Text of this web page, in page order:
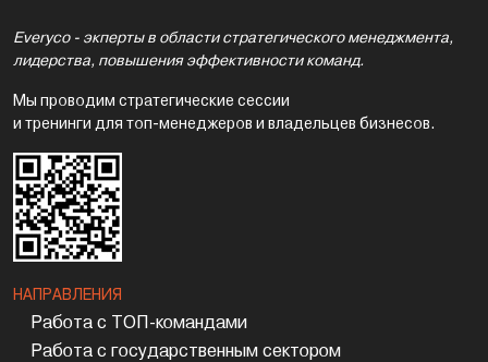
Everyco - экперты в области стратегического менеджмента,
лидерства, повышения эффективности команд.
Мы проводим стратегические сессии
и тренинги для топ-менеджеров и владельцев бизнесов.
НАПРАВЛЕНИЯ
Работа с ТОП-командами
Работа с государственным сектором